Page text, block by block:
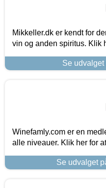
Mikkeller.dk er kendt for
vin og anden spiritus. Klik
Se
Winefamly.com er en
alle niveauer. Klik her for
Se udvalget